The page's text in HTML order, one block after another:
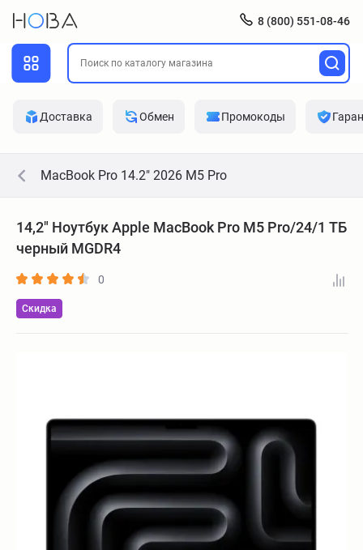
8 (800) 551-08-46
Доставка Обмен Промокоды
MacBook Pro 14.2" 2026 M5 Pro
14,2" Ноутбук Apple MacBook Pro M5 Pro/24/1 ТБ
черный MGDR4
0
Скидка